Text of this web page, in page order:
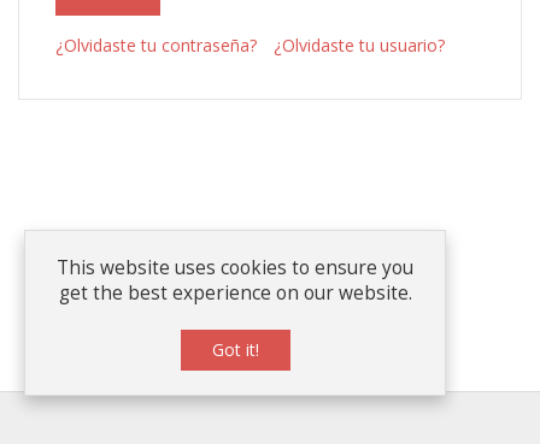
¿Olvidaste tu contraseña? ¿Olvidaste tu usuario?
This website uses cookies to ensure you
get the best experience on our website.
Got it!